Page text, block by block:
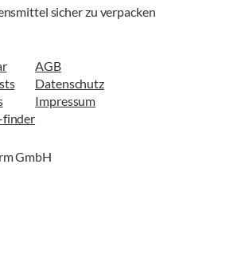
sicher zu verpacken
AGB
Datenschutz
Impressum
GmbH